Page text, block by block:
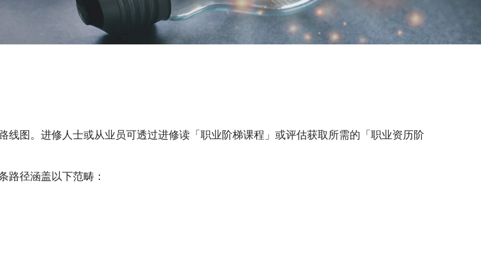
图。进修人士或从业员可透过进修读「职业阶梯课程」或评估获取所需的「职业资历阶
径涵盖以下范畴：